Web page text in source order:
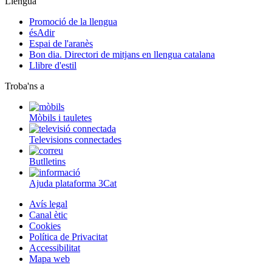
Promoció de la llengua
ésAdir
Espai de l'aranès
Bon dia. Directori de mitjans en llengua catalana
Llibre d'estil
Troba'ns a
Mòbils i tauletes
Televisions connectades
Butlletins
Ajuda plataforma 3Cat
Avís legal
Canal ètic
Cookies
Política de Privacitat
Accessibilitat
Mapa web